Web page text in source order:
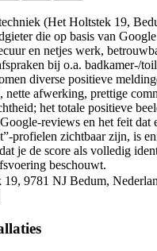
(Het Holtstek 19,
die op basis van
en netjes werk,
bij o.a. badkamer-/
diverse positieve
nette afwerking, prettige
het totale positieve
reviews en het feit dat
profielen zichtbaar zijn, is
je de score als volledig
beschouwt.
19, 9781 NJ Bedum,